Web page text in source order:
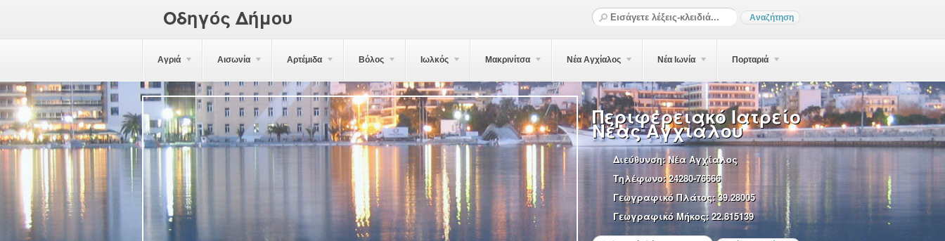
Οδηγός Δήμου
Αγριά Αισωνία Αρτέμιδα Βόλος Ιωλκός Μακρινίτσα Νέα Αγχίαλος Νέα Ιωνία Πορταριά
Περιφερειακό Ιατρείο
Νέας Αγχιάλου
Διεύθυνση:Νέα Αγχίαλος
Τηλέφωνο:24280-76666
Γεωγραφικό Πλάτος:39.28005
Γεωγραφικό Μήκος:22.815139